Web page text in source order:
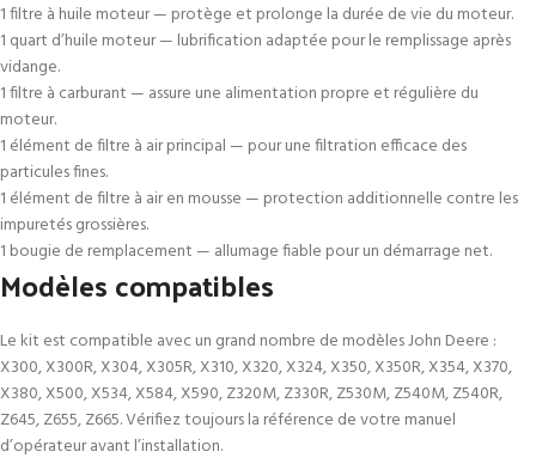
1 filtre à huile moteur — protège et prolonge la durée de vie du moteur.
1 quart d’huile moteur — lubrification adaptée pour le remplissage après
vidange.
1 filtre à carburant — assure une alimentation propre et régulière du
moteur.
1 élément de filtre à air principal — pour une filtration efficace des
particules fines.
1 élément de filtre à air en mousse — protection additionnelle contre les
impuretés grossières.
1 bougie de remplacement — allumage fiable pour un démarrage net.
Modèles compatibles
Le kit est compatible avec un grand nombre de modèles John Deere :
X300, X300R, X304, X305R, X310, X320, X324, X350, X350R, X354, X370,
X380, X500, X534, X584, X590, Z320M, Z330R, Z530M, Z540M, Z540R,
Z645, Z655, Z665. Vérifiez toujours la référence de votre manuel
d’opérateur avant l’installation.